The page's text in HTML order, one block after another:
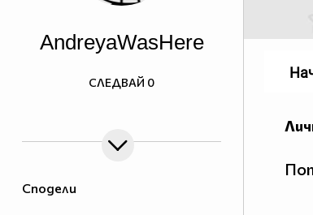
Сподели
AndreyaWasHere
СЛЕДВАЙ 0